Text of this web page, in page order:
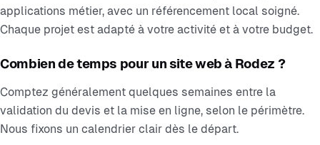
applications métier, avec un référencement local soigné.
Chaque projet est adapté à votre activité et à votre budget.
Combien de temps pour un site web à Rodez ?
Comptez généralement quelques semaines entre la
validation du devis et la mise en ligne, selon le périmètre.
Nous fixons un calendrier clair dès le départ.